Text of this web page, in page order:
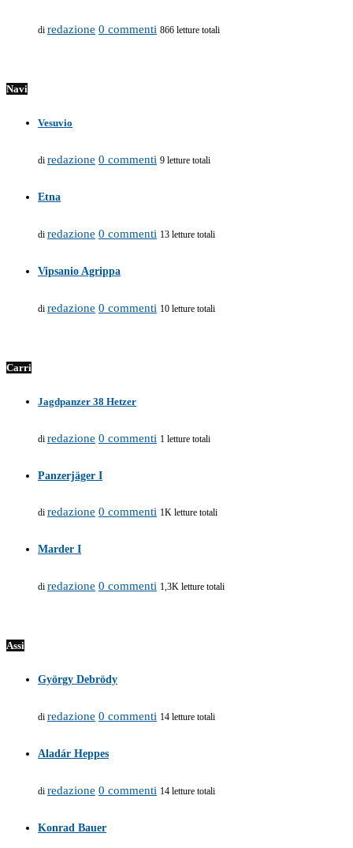
di redazione 0 commenti 866 letture totali
Navi
Vesuvio
di redazione 0 commenti 9 letture totali
Etna
di redazione 0 commenti 13 letture totali
Vipsanio Agrippa
di redazione 0 commenti 10 letture totali
Carri
Jagdpanzer 38 Hetzer
di redazione 0 commenti 1 letture totali
Panzerjäger I
di redazione 0 commenti 1K letture totali
Marder I
di redazione 0 commenti 1,3K letture totali
Assi
György Debrödy
di redazione 0 commenti 14 letture totali
Aladár Heppes
di redazione 0 commenti 14 letture totali
Konrad Bauer